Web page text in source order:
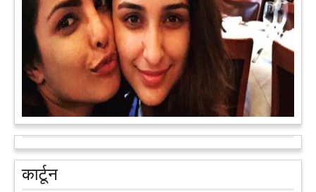
वाले युवाओं से संपर्क कर रही है।आगे पढ़ें
आरक्षण के विरोध में राजा भैया बोले, प्रमोशन का आधार गुणवत्ता और
वरिष्ठता हो, जाति नहीं
प्रतापगढ़ के कुंडा से बाहुबली विधायक रघुराज प्रताप सिंह उर्फ राजा भैया ने
शुक्रवार को लखनऊ में प्रेस कांफ्रेंस कर नई राजनीतिक पार्टी बनाने की
कार्टून